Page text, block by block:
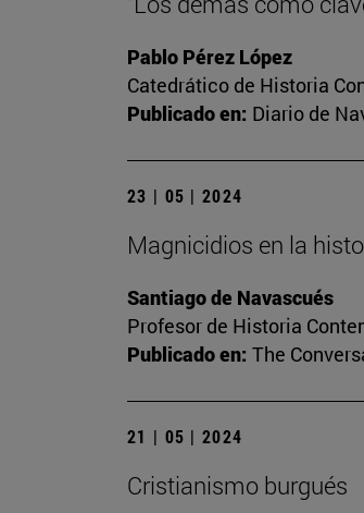
Pablo Pérez López
Catedrático de Historia
Publicado en: Diario de
23 | 05 | 2024
Magnicidios en la
Santiago de Navascués
Profesor de Historia
Publicado en: The
21 | 05 | 2024
Cristianismo burgués